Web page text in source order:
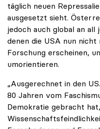
täglich neuen
ausgesetzt sieht.
jedoch auch global an all
denen die USA nun
Forschung erscheinen,
umorientieren.
„Ausgerechnet in den
80 Jahren vom
Demokratie gebracht